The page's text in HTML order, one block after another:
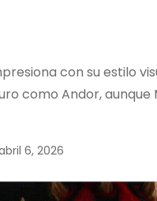
con su estilo
como Andor,
6, 2026